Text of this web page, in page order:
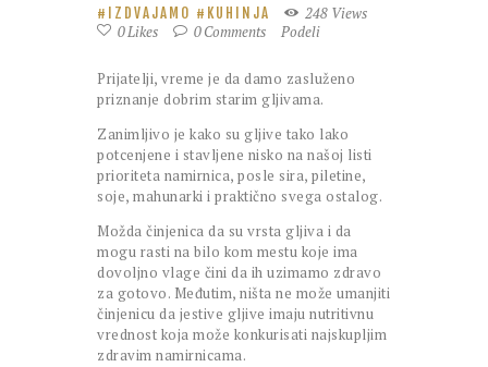
IZDVAJAMO KUHINJA 248 Views
0Likes 0Comments Podeli
Prijatelji, vreme je da damo zasluženo
priznanje dobrim starim gljivama.
Zanimljivo je kako su gljive tako lako
potcenjene i stavljene nisko na našoj listi
prioriteta namirnica, posle sira, piletine,
soje, mahunarki i praktično svega ostalog.
Možda činjenica da su vrsta gljiva i da
mogu rasti na bilo kom mestu koje ima
dovoljno vlage čini da ih uzimamo zdravo
za gotovo. Međutim, ništa ne može umanjiti
činjenicu da jestive gljive imaju nutritivnu
vrednost koja može konkurisati najskupljim
zdravim namirnicama.